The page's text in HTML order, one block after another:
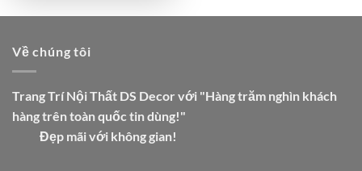
Về chúng tôi
Trang Trí Nội Thất DS Decor với "Hàng trăm nghìn khách
hàng trên toàn quốc tin dùng!"
Đẹp mãi với không gian!